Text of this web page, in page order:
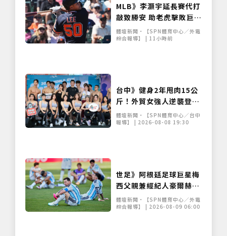
MLB》李灝宇延長賽代打
敲致勝安 助老虎擊敗巨人
距台將紀錄僅差3安
體壇新聞•【SPN體育中心／外電
綜合報導】 | 11小時前
台中》健身2年甩肉15公
斤！外貿女強人逆襲登台
展堅實體態 World Gym
盛事移師台中開戰
體壇新聞•【SPN體育中心／台中
報導】 | 2026-08-08 19:30
世足》阿根廷足球巨星梅
西父親兼經紀人豪爾赫去
世 享壽68歲
體壇新聞•【SPN體育中心／外電
綜合報導】 | 2026-08-09 06:00